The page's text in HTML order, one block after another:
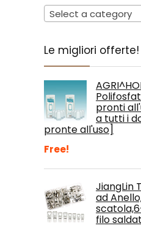
Select a category
Le migliori offerte!
pronti
a tutti i
pronte all'uso]
Free!
JiangLin
ad
filo